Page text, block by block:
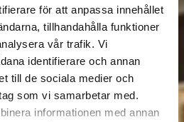
för att anpassa innehållet
tillhandahålla funktioner
vår trafik. Vi
identifierare och annan
till de sociala medier och
som vi samarbetar med.
informationen med annan